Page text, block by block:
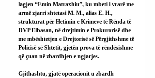
lagjen “Emin Matraxhiu”, ku mbeti i vrarë me
armë zjarri shtetasi M. M., alias E. H.,
strukturat për Hetimin e Krimeve të Rënda të
DVP Elbasan, në drejtimin e Prokurorisë dhe
me mbështetjen e Drejtorisë së Përgjithshme të
Policisë së Shtetit, gjetën prova të rëndësishme
që çuan në zbardhjen e ngjarjes.
Gjithashtu, gjatë operacionit u zbardh